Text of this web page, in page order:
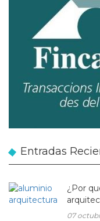
Entradas
¿Por
07